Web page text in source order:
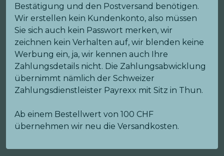
Bestätigung und den Postversand benötigen.
Wir erstellen kein Kundenkonto, also müssen
Sie sich auch kein Passwort merken, wir
zeichnen kein Verhalten auf, wir blenden keine
Werbung ein, ja, wir kennen auch Ihre
Zahlungsdetails nicht. Die Zahlungsabwicklung
übernimmt nämlich der Schweizer
Zahlungsdienstleister Payrexx mit Sitz in Thun.
Ab einem Bestellwert von 100 CHF
übernehmen wir neu die Versandkosten.